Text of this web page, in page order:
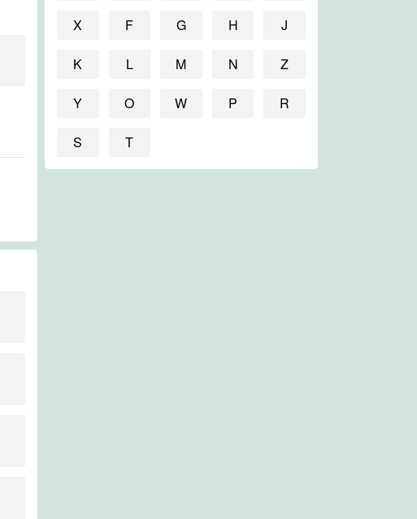
X F G H J
K L M N Z
Y O W P R
S T